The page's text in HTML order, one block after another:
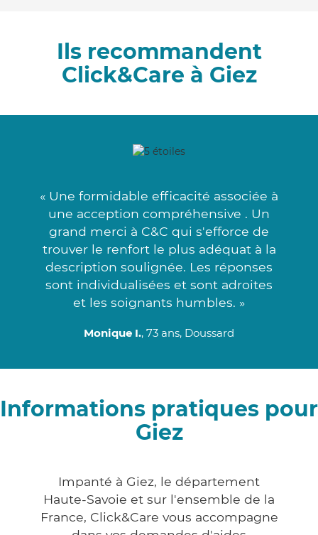
Ils recommandent
Click&Care à Giez
« Une formidable efficacité associée à
une acception compréhensive . Un
grand merci à C&C qui s'efforce de
trouver le renfort le plus adéquat à la
description soulignée. Les réponses
sont individualisées et sont adroites
et les soignants humbles. »
Monique I., 73 ans, Doussard
Informations pratiques pour
Giez
Impanté à Giez, le département
Haute-Savoie et sur l'ensemble de la
France, Click&Care vous accompagne